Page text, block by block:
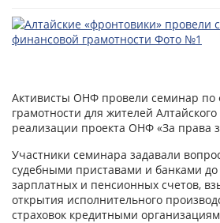
Активисты ОНФ провели семинар по
грамотности для жителей
реализации проекта ОНФ «За права
Участники семинара задавали
судебными приставами и банками до
зарплатных и пенсионных счетов,
открытия исполнительного
страховок кредитными